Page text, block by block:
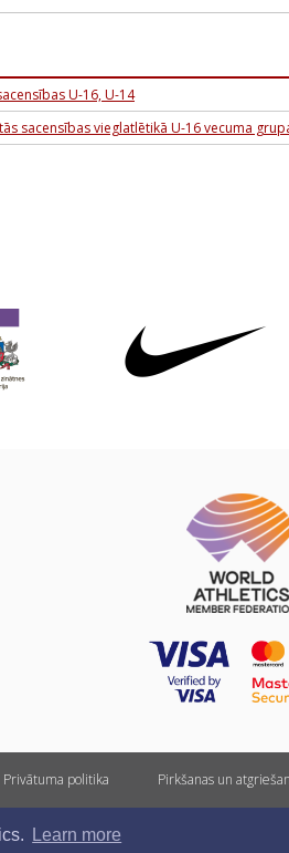
Learn more
U-16, U-14
sacensības vieglatlētikā U-16 vecuma
Privātuma politika Pirkšanas un
Pārpublicēšanas gadījumā saite uz athletics.lv ir